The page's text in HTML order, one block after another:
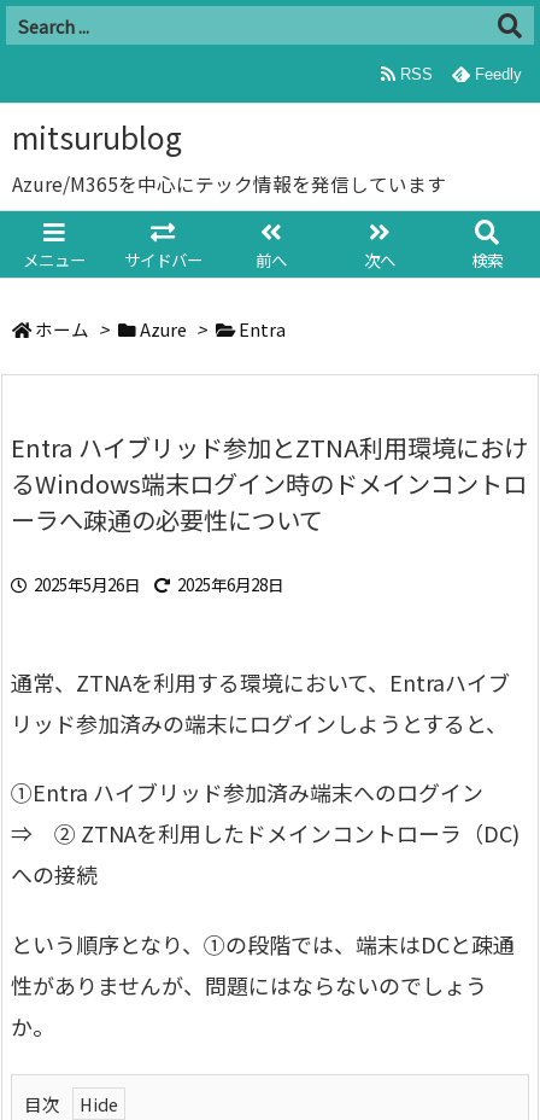
mitsurublog
Azure/M365を中心にテック情報を発信しています
メニュー サイドバー 前へ 次へ 検索
RSS Feedly
ホーム > Azure > Entra
Entra ハイブリッド参加とZTNA利用環境におけ
るWindows端末ログイン時のドメインコントロ
ーラへ疎通の必要性について
2025年5月26日 2025年6月28日
通常、ZTNAを利用する環境において、Entraハイブ
リッド参加済みの端末にログインしようとすると、
①Entra ハイブリッド参加済み端末へのログイン
⇒ ② ZTNAを利用したドメインコントローラ（DC)
への接続
という順序となり、①の段階では、端末はDCと疎通
性がありませんが、問題にはならないのでしょう
か。
目次